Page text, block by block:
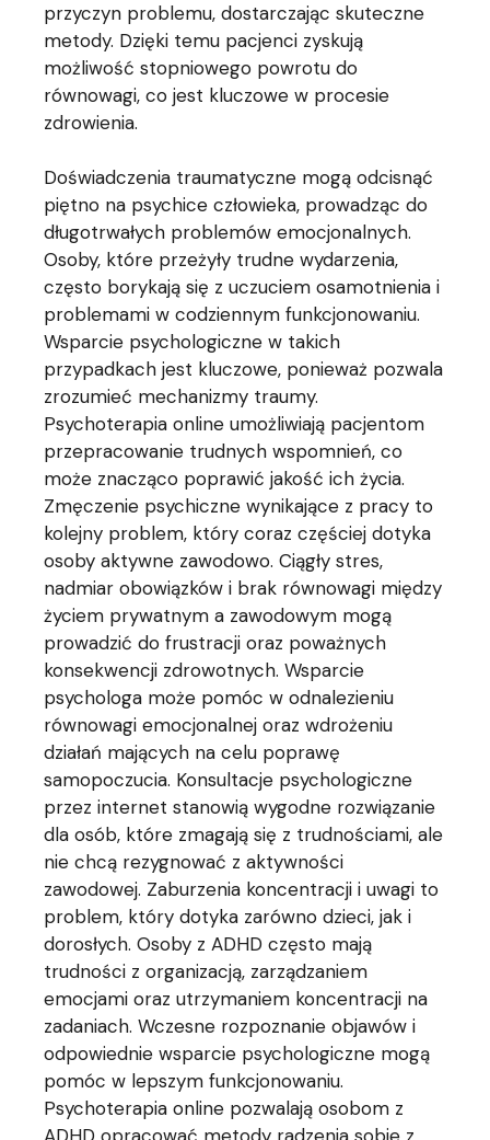
przyczyn problemu, dostarczając skuteczne
metody. Dzięki temu pacjenci zyskują
możliwość stopniowego powrotu do
równowagi, co jest kluczowe w procesie
zdrowienia.
Doświadczenia traumatyczne mogą odcisnąć
piętno na psychice człowieka, prowadząc do
długotrwałych problemów emocjonalnych.
Osoby, które przeżyły trudne wydarzenia,
często borykają się z uczuciem osamotnienia i
problemami w codziennym funkcjonowaniu.
Wsparcie psychologiczne w takich
przypadkach jest kluczowe, ponieważ pozwala
zrozumieć mechanizmy traumy.
Psychoterapia online umożliwiają pacjentom
przepracowanie trudnych wspomnień, co
może znacząco poprawić jakość ich życia.
Zmęczenie psychiczne wynikające z pracy to
kolejny problem, który coraz częściej dotyka
osoby aktywne zawodowo. Ciągły stres,
nadmiar obowiązków i brak równowagi między
życiem prywatnym a zawodowym mogą
prowadzić do frustracji oraz poważnych
konsekwencji zdrowotnych. Wsparcie
psychologa może pomóc w odnalezieniu
równowagi emocjonalnej oraz wdrożeniu
działań mających na celu poprawę
samopoczucia. Konsultacje psychologiczne
przez internet stanowią wygodne rozwiązanie
dla osób, które zmagają się z trudnościami, ale
nie chcą rezygnować z aktywności
zawodowej. Zaburzenia koncentracji i uwagi to
problem, który dotyka zarówno dzieci, jak i
dorosłych. Osoby z ADHD często mają
trudności z organizacją, zarządzaniem
emocjami oraz utrzymaniem koncentracji na
zadaniach. Wczesne rozpoznanie objawów i
odpowiednie wsparcie psychologiczne mogą
pomóc w lepszym funkcjonowaniu.
Psychoterapia online pozwalają osobom z